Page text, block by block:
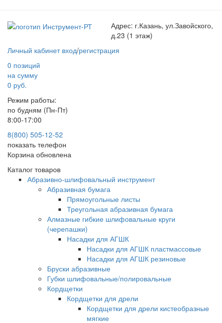
Адрес: г.Казань, ул.Завойского,
д.23 (1 этаж)
Личный кабинет вход/регистрация
0 позиций
на сумму
0 руб.
Режим работы:
по будням (Пн-Пт)
8:00-17:00
8(800) 505-12-52
показать телефон
Корзина обновлена
Каталог товаров
Абразивно-шлифовальный инструмент
Абразивная бумага
Прямоугольные листы
Треугольная абразивная бумага
Алмазные гибкие шлифовальные круги
(черепашки)
Насадки для АГШК
Насадки для АГШК пластмассовые
Насадки для АГШК резиновые
Бруски абразивные
Губки шлифовальные/полировальные
Кордщетки
Кордщетки для дрели
Кордщетки для дрели кистеобразные
мягкие